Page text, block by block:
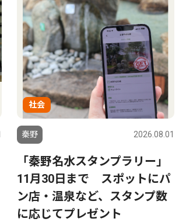
社会
秦野 2026.08.01
「秦野名水スタンプラリー」
11月30日まで スポットにパ
ン店・温泉など、スタンプ数
に応じてプレゼント